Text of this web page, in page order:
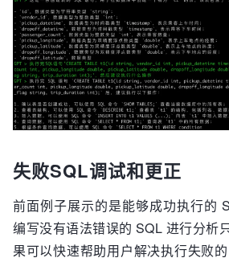
失败SQL调试和更正
前面例子展示的是能够成功执行的
编写没有语法错误的 SQL 进行分析
果可以快速帮助用户解决执行失败